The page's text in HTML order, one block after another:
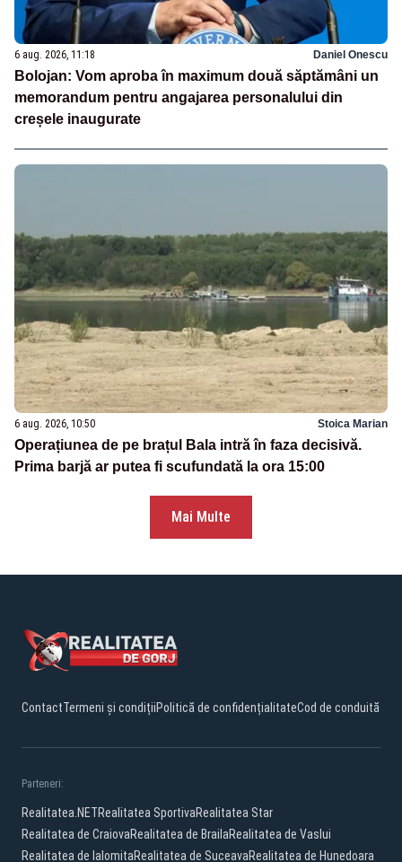
6 aug. 2026, 11:18 Daniel Onescu
Bolojan: Vom aproba în maximum două săptămâni un
memorandum pentru angajarea personalului din
creșele inaugurate
6 aug. 2026, 10:50 Stoica Marian
Operațiunea de pe brațul Bala intră în faza decisivă.
Prima barjă ar putea fi scufundată la ora 15:00
Mai Multe
ContactTermeni și condițiiPolitică de confidențialitateCod de conduită
Parteneri:
Realitatea.NETRealitatea SportivaRealitatea Star
Realitatea de CraiovaRealitatea de BrailaRealitatea de Vaslui
Realitatea de IalomitaRealitatea de SuceavaRealitatea de Hunedoara